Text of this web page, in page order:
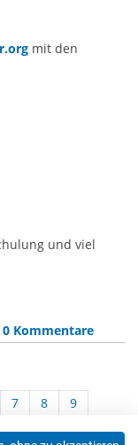
mit den
und viel
0 Kommentare
7 8
9
17 18